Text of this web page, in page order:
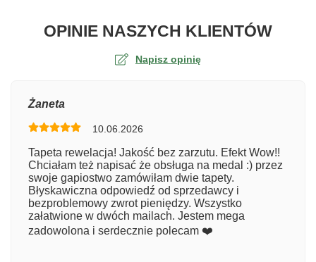
OPINIE NASZYCH KLIENTÓWO
Napisz opinię
Numer zamówienia
Imię
Żaneta
10.06.2026
Tapeta rewelacja! Jakość bez zarzutu. Efekt Wow!!
Chciałam też napisać że obsługa na medal :) przez
swoje gapiostwo zamówiłam dwie tapety.
Błyskawiczna odpowiedź od sprzedawcy i
bezproblemowy zwrot pieniędzy. Wszystko
załatwione w dwóch mailach. Jestem mega
zadowolona i serdecznie polecam ❤️